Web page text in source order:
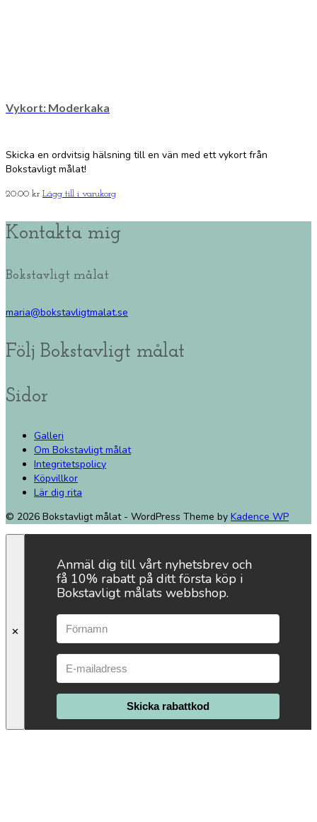
Vykort: Moderkaka
Skicka en ordvitsig hälsning till en vän med ett vykort från
Bokstavligt målat!
20.00 kr Lägg till i varukorg
Kontakta mig
Bokstavligt målat
maria@bokstavligtmalat.se
Följ Bokstavligt målat
Sidor
Galleri
Om Bokstavligt målat
Integritetspolicy
Köpvillkor
Lär dig rita
© 2026 Bokstavligt målat - WordPress Theme by Kadence WP
✕
Anmäl dig till vårt nyhetsbrev och
få 10% rabatt på ditt första köp i
Bokstavligt målats webbshop.
Skicka rabattkod